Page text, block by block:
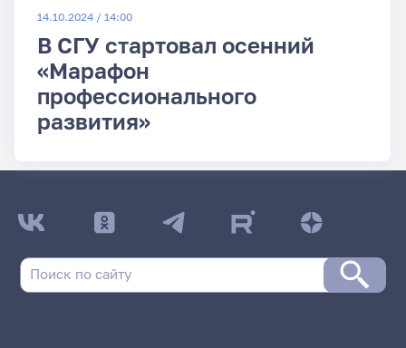
14.10.2024 / 14:00
В СГУ стартовал осенний
«Марафон
профессионального
развития»